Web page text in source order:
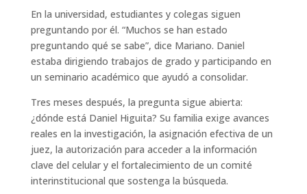
En la universidad, estudiantes y colegas siguen
preguntando por él. “Muchos se han estado
preguntando qué se sabe”, dice Mariano. Daniel
estaba dirigiendo trabajos de grado y participando en
un seminario académico que ayudó a consolidar.
Tres meses después, la pregunta sigue abierta:
¿dónde está Daniel Higuita? Su familia exige avances
reales en la investigación, la asignación efectiva de un
juez, la autorización para acceder a la información
clave del celular y el fortalecimiento de un comité
interinstitucional que sostenga la búsqueda.